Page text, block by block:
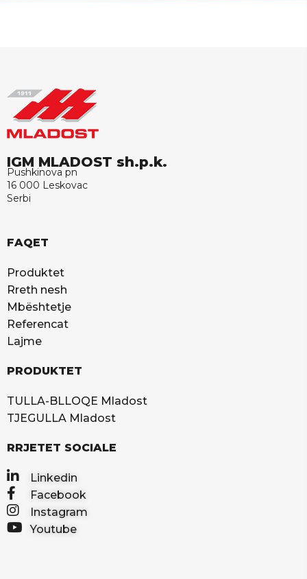
IGM MLADOST sh.p.k.
Pushkinova pn
16 000 Leskovac
Serbi
FAQET
Produktet
Rreth nesh
Mbështetje
Referencat
Lajme
PRODUKTET
TULLA-BLLOQE Mladost
TJEGULLA Mladost
RRJETET SOCIALE
Linkedin
Facebook
Instagram
Youtube